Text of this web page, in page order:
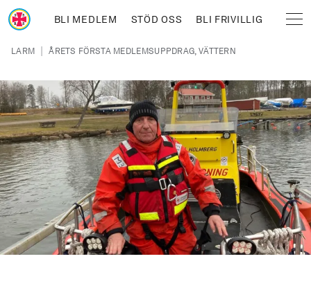
Hoppa till huvudinnehåll
BLI MEDLEM STÖD OSS BLI FRIVILLIG
Länkstig
LARM | ÅRETS FÖRSTA MEDLEMSUPPDRAG, VÄTTERN